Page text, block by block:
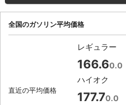
全国のガソリン平均価格
直近の平均価格
レギュラー
166.60.0
ハイオク
177.70.0